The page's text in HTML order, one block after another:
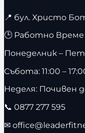
📍 бул. Христо
🕒 Работно Време
Понеделник –
Събота: 11:00 –
Неделя: Почивен
📞 0877 277 595
✉